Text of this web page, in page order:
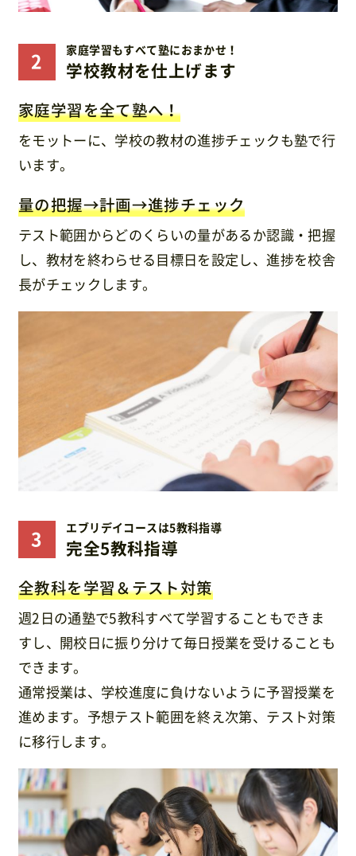
家庭学習もすべて塾におまかせ！
学校教材を仕上げます
家庭学習を全て塾へ！
をモットーに、学校の教材の進捗チェックも塾で行
います。
量の把握→計画→進捗チェック
テスト範囲からどのくらいの量があるか認識・把握
し、教材を終わらせる目標日を設定し、進捗を校舎
長がチェックします。
エブリデイコースは5教科指導
完全5教科指導
全教科を学習＆テスト対策
週2日の通塾で5教科すべて学習することもできま
すし、開校日に振り分けて毎日授業を受けることも
できます。
通常授業は、学校進度に負けないように予習授業を
進めます。予想テスト範囲を終え次第、テスト対策
に移行します。